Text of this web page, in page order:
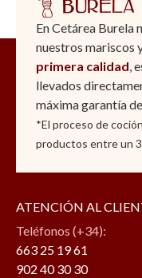
En Cetárea Burela
nuestros mariscos
primera calidad,
llevados
máxima garantía
*El proceso de
productos entre un
ATENCIÓN AL
Teléfonos (+34):
663 25 19 61
902 40 30 30